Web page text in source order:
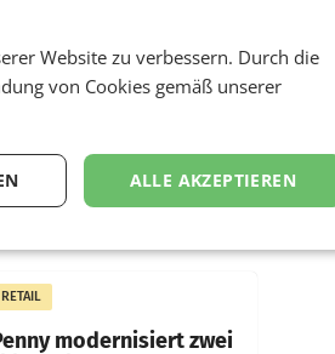
spart und
überraschend viel
MAILAND/AMSTERDAM.
Fernsehkonzern
hat im Frühjahr
wieder Gewinn
und die
deutlich
RETAIL
modernisiert zwei
Website zu verbessern. Durch die
von Cookies gemäß unserer
ALLE AKZEPTIEREN